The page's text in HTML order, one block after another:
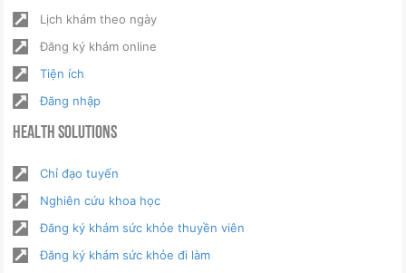
Lịch khám theo ngày
Đăng ký khám online
Tiện ích
Đăng nhập
Health Solutions
Chỉ đạo tuyến
Nghiên cứu khoa học
Đăng ký khám sức khỏe thuyền viên
Đăng ký khám sức khỏe đi làm